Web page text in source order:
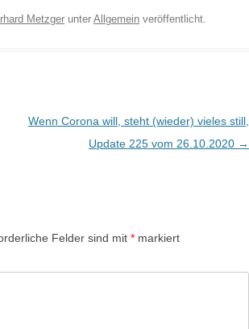
Metzger unter Allgemein veröffentlicht.
Wenn Corona will, steht (wieder) vieles still,
Update 225 vom 26.10.2020 →
Felder sind mit * markiert